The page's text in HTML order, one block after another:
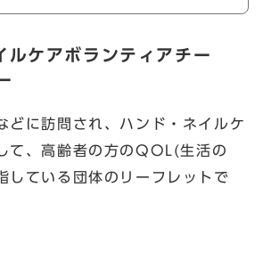
ルケアボランティアチー
に訪問され、ハンド・ネイルケ
て、高齢者の方のQOL(生活の
している団体のリーフレットで